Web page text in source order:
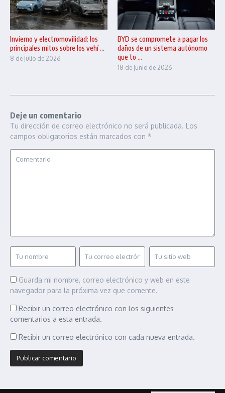
Invierno y electromovilidad: los
principales mitos sobre los vehí ...
8 de julio de 2026
BYD se compromete a pagar los
daños de un sistema autónomo
que to ...
18 de junio de 2026
Deje un comentario
Tu dirección de correo electrónico no será publicada. Los
campos obligatorios están marcados con *
Guarda mi nombre, correo electrónico y web en este
navegador para la próxima vez que comente.
Recibir un correo electrónico con los siguientes
comentarios a esta entrada.
Recibir un correo electrónico con cada nueva entrada.